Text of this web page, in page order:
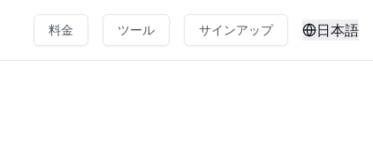
料金 ツール サインアップ 日本語